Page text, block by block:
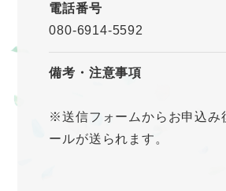
電話番号
080-6914-5592
備考・注意事項
※送信フォームからお申込み
ールが送られます。